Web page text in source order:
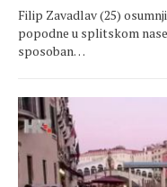
Filip Zavadlav (25)
popodne u splitskom
sposoban…